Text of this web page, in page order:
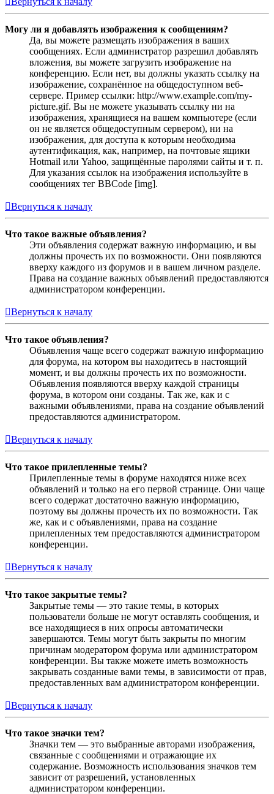
Могу ли я добавлять изображения к сообщениям?
Да, вы можете размещать изображения в ваших
сообщениях. Если администратор разрешил добавлять
вложения, вы можете загрузить изображение на
конференцию. Если нет, вы должны указать ссылку на
изображение, сохранённое на общедоступном веб-
сервере. Пример ссылки: http://www.example.com/my-
picture.gif. Вы не можете указывать ссылку ни на
изображения, хранящиеся на вашем компьютере (если
он не является общедоступным сервером), ни на
изображения, для доступа к которым необходима
аутентификация, как, например, на почтовые ящики
Hotmail или Yahoo, защищённые паролями сайты и т. п.
Для указания ссылок на изображения используйте в
сообщениях тег BBCode [img].
Вернуться к началу
Что такое важные объявления?
Эти объявления содержат важную информацию, и вы
должны прочесть их по возможности. Они появляются
вверху каждого из форумов и в вашем личном разделе.
Права на создание важных объявлений предоставляются
администратором конференции.
Вернуться к началу
Что такое объявления?
Объявления чаще всего содержат важную информацию
для форума, на котором вы находитесь в настоящий
момент, и вы должны прочесть их по возможности.
Объявления появляются вверху каждой страницы
форума, в котором они созданы. Так же, как и с
важными объявлениями, права на создание объявлений
предоставляются администратором.
Вернуться к началу
Что такое прилепленные темы?
Прилепленные темы в форуме находятся ниже всех
объявлений и только на его первой странице. Они чаще
всего содержат достаточно важную информацию,
поэтому вы должны прочесть их по возможности. Так
же, как и с объявлениями, права на создание
прилепленных тем предоставляются администратором
конференции.
Вернуться к началу
Что такое закрытые темы?
Закрытые темы — это такие темы, в которых
пользователи больше не могут оставлять сообщения, и
все находящиеся в них опросы автоматически
завершаются. Темы могут быть закрыты по многим
причинам модератором форума или администратором
конференции. Вы также можете иметь возможность
закрывать созданные вами темы, в зависимости от прав,
предоставленных вам администратором конференции.
Вернуться к началу
Что такое значки тем?
Значки тем — это выбранные авторами изображения,
связанные с сообщениями и отражающие их
содержание. Возможность использования значков тем
зависит от разрешений, установленных
администратором конференции.